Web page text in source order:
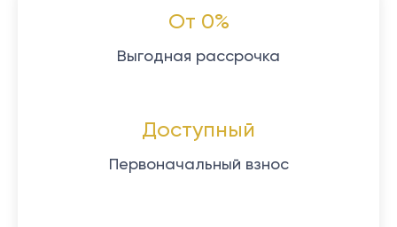
От 0%
Выгодная рассрочка
Доступный
Первоначальный взнос